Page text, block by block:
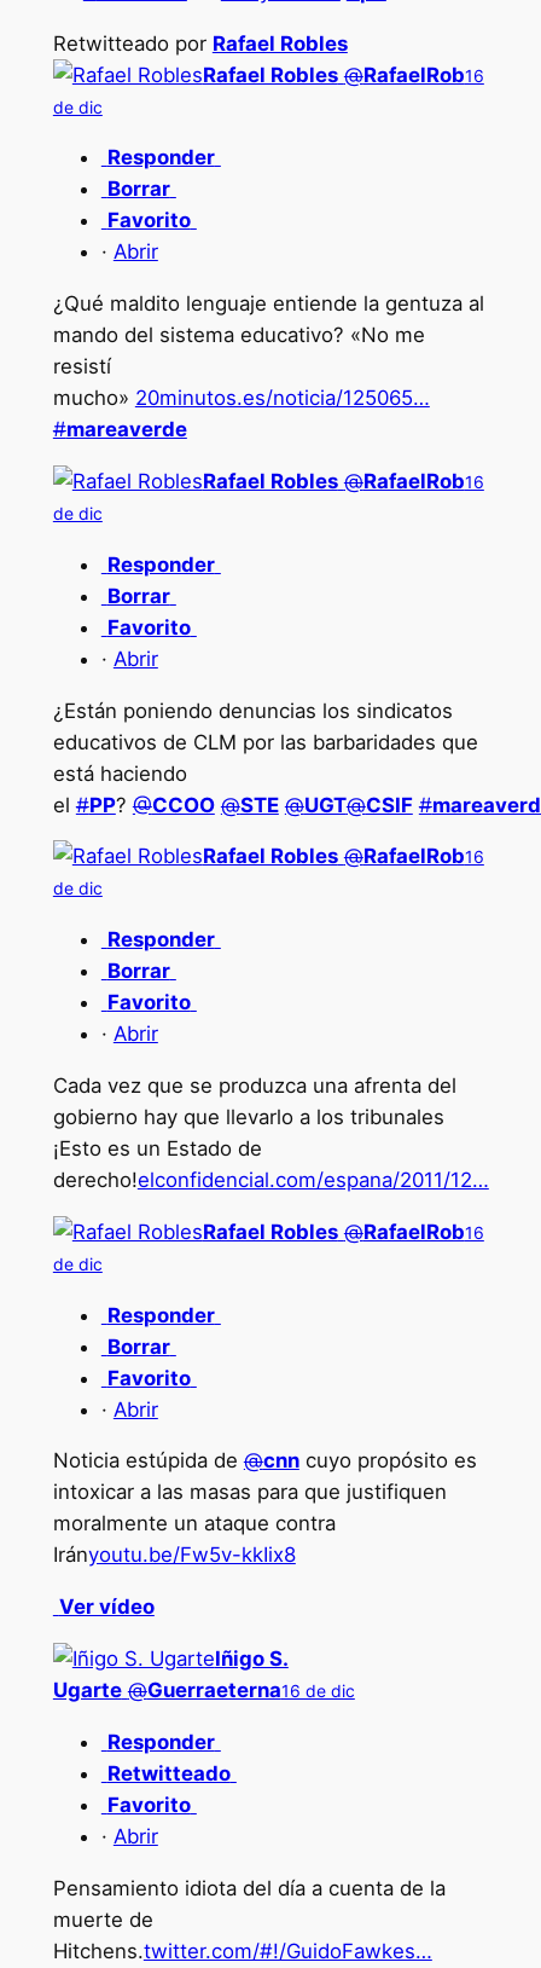
Retwitteado por Rafael Robles
Rafael Robles @RafaelRob16
de dic
Responder
Borrar
Favorito
· Abrir
¿Qué maldito lenguaje entiende la gentuza al
mando del sistema educativo? «No me
resistí
mucho» 20minutos.es/noticia/125065…
#mareaverde
Rafael Robles @RafaelRob16
de dic
Responder
Borrar
Favorito
· Abrir
¿Están poniendo denuncias los sindicatos
educativos de CLM por las barbaridades que
está haciendo
el#PP?@CCOO @STE @UGT@CSIF #
Rafael Robles @RafaelRob16
de dic
Responder
Borrar
Favorito
· Abrir
Cada vez que se produzca una afrenta del
gobierno hay que llevarlo a los tribunales
¡Esto es un Estado de
derecho!elconfidencial.com/espana/2011/12…
Rafael Robles @RafaelRob16
de dic
Responder
Borrar
Favorito
· Abrir
Noticia estúpida de@cnncuyo propósito es
intoxicar a las masas para que justifiquen
moralmente un ataque contra
Irányoutu.be/Fw5v-kkIix8
Ver vídeo
Iñigo S.
Ugarte @Guerraeterna16 de dic
Responder
Retwitteado
Favorito
· Abrir
Pensamiento idiota del día a cuenta de la
muerte de
Hitchens.twitter.com/#!/GuidoFawkes…